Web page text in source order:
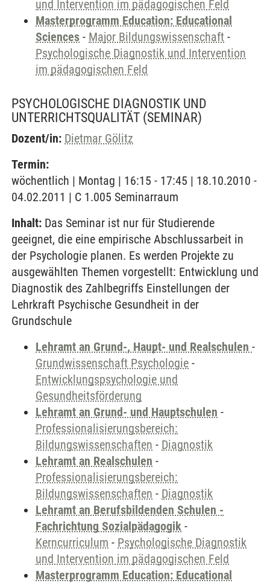
und Intervention im pädagogischen Feld
Masterprogramm Education: Educational
Sciences - Major Bildungswissenschaft -
Psychologische Diagnostik und Intervention
im pädagogischen Feld
PSYCHOLOGISCHE DIAGNOSTIK UND
UNTERRICHTSQUALITÄT (SEMINAR)
Dozent/in: Dietmar Gölitz
Termin:
wöchentlich | Montag | 16:15 - 17:45 | 18.10.2010 -
04.02.2011 | C 1.005 Seminarraum
Inhalt: Das Seminar ist nur für Studierende
geeignet, die eine empirische Abschlussarbeit in
der Psychologie planen. Es werden Projekte zu
ausgewählten Themen vorgestellt: Entwicklung und
Diagnostik des Zahlbegriffs Einstellungen der
Lehrkraft Psychische Gesundheit in der
Grundschule
Lehramt an Grund-, Haupt- und Realschulen -
Grundwissenschaft Psychologie -
Entwicklungspsychologie und
Gesundheitsförderung
Lehramt an Grund- und Hauptschulen -
Professionalisierungsbereich:
Bildungswissenschaften - Diagnostik
Lehramt an Realschulen -
Professionalisierungsbereich:
Bildungswissenschaften - Diagnostik
Lehramt an Berufsbildenden Schulen -
Fachrichtung Sozialpädagogik -
Kerncurriculum - Psychologische Diagnostik
und Intervention im pädagogischen Feld
Masterprogramm Education: Educational